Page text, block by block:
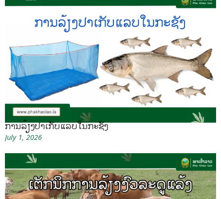
ການລ້ຽງປາເກັບແລບໃນກະຊັງ
July 1, 2026